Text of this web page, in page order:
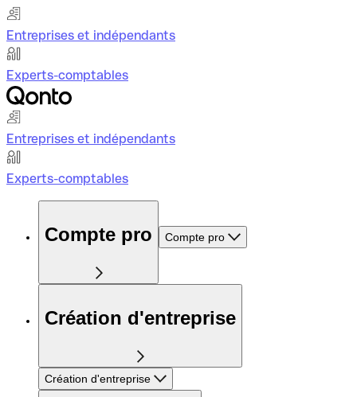
Entreprises et indépendants
Experts-comptables
Entreprises et indépendants
Experts-comptables
Compte pro Compte pro
Création d'entreprise
Création d'entreprise